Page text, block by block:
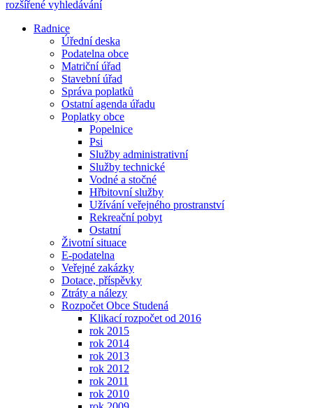
rozšířené vyhledávání
Radnice
Úřední deska
Podatelna obce
Matriční úřad
Stavební úřad
Správa poplatků
Ostatní agenda úřadu
Poplatky obce
Popelnice
Psi
Služby administrativní
Služby technické
Vodné a stočné
Hřbitovní služby
Užívání veřejného prostranství
Rekreační pobyt
Ostatní
Životní situace
E-podatelna
Veřejné zakázky
Dotace, příspěvky
Ztráty a nálezy
Rozpočet Obce Studená
Klikací rozpočet od 2016
rok 2015
rok 2014
rok 2013
rok 2012
rok 2011
rok 2010